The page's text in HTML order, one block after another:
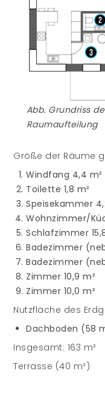
Abb. Grundriss
Raumaufteilung
Größe der Räume
Windfang 4,4 m²
Toilette 1,8 m²
Speisekammer
Wohnzimmer/
Schlafzimmer
Badezimmer
Badezimmer
Zimmer 10,9 m²
Zimmer 10,0 m²
Nutzfläche des
Dachboden (58
Insgesamt: 163 m²
Terrasse (40 m²)